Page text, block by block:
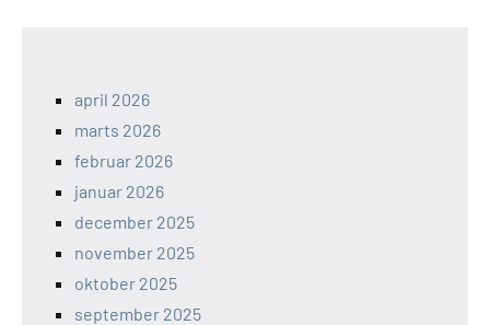
april 2026
marts 2026
februar 2026
januar 2026
december 2025
november 2025
oktober 2025
september 2025